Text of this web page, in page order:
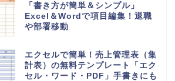
「書き方が簡単＆シンプル」
Excel＆Wordで項目編集！退職
や部署移動
エクセルで簡単！売上管理表（集
計表）の無料テンプレート「エク
セル・ワード・PDF」手書きにも